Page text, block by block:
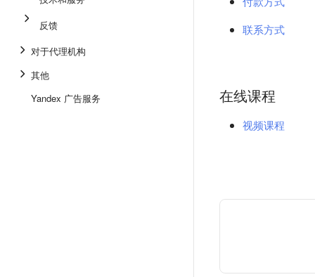
反馈
对于代理机构
其他
Yandex 广告服务
联系方式
在线课程
视频课程